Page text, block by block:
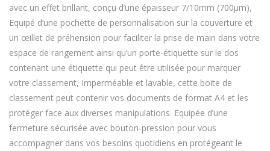
avec un effet brillant, conçu d’une épaisseur 7/10mm (700µm),
Equipé d’une pochette de personnalisation sur la couverture et
un œillet de préhension pour faciliter la prise de main dans votre
espace de rangement ainsi qu’un porte-étiquette sur le dos
contenant une étiquette qui peut être utilisée pour marquer
votre classement, Imperméable et lavable, cette boite de
classement peut contenir vos documents de format A4 et les
protéger face aux diverses manipulations. Equipée d’une
fermeture sécurisée avec bouton-pression pour vous
accompagner dans vos besoins quotidiens en protégeant le